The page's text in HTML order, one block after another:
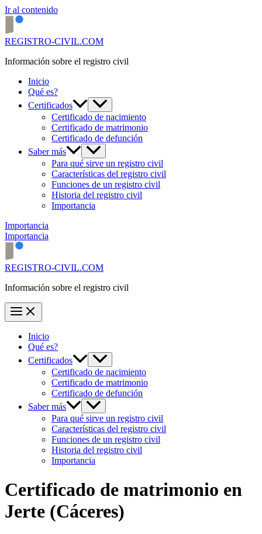
Ir al contenido
REGISTRO-CIVIL.COM
Información sobre el registro civil
Inicio
Qué es?
Certificados
Certificado de nacimiento
Certificado de matrimonio
Certificado de defunción
Saber más
Para qué sirve un registro civil
Características del registro civil
Funciones de un registro civil
Historia del registro civil
Importancia
Importancia
Importancia
REGISTRO-CIVIL.COM
Información sobre el registro civil
Inicio
Qué es?
Certificados
Certificado de nacimiento
Certificado de matrimonio
Certificado de defunción
Saber más
Para qué sirve un registro civil
Características del registro civil
Funciones de un registro civil
Historia del registro civil
Importancia
Certificado de matrimonio en
Jerte (Cáceres)